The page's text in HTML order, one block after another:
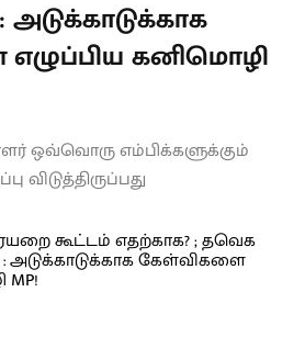
அடுக்காடுக்காக
கனிமொழி
ஒவ்வொரு எம்பிக்களுக்கும்
விடுத்திருப்பது